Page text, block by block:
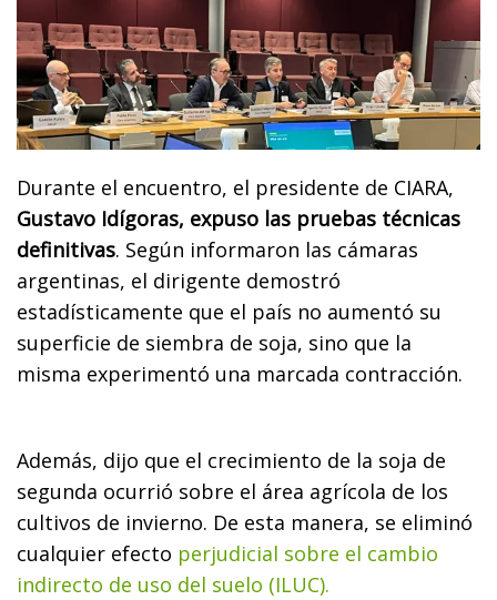
Durante el encuentro, el presidente de CIARA,
Gustavo Idígoras, expuso las pruebas técnicas
definitivas. Según informaron las cámaras
argentinas, el dirigente demostró
estadísticamente que el país no aumentó su
superficie de siembra de soja, sino que la
misma experimentó una marcada contracción.
Además, dijo que el crecimiento de la soja de
segunda ocurrió sobre el área agrícola de los
cultivos de invierno. De esta manera, se eliminó
cualquier efecto perjudicial sobre el cambio
indirecto de uso del suelo (ILUC).